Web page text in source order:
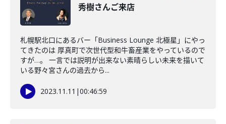
秀樹さんご来店
札幌駅北口にあるバー「Business Lounge 北極星」にやっ
てきたのは 厚真町で次世代型和牛畜産業をやっているので
すが…。 一言では説明が出来ない素晴らしい未来を描いて
いる野々宮さんの過去から...
2023.11.11 |00:46:59